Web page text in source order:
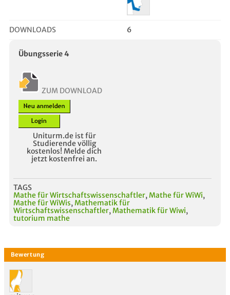
DOWNLOADS 6
Übungsserie 4
ZUM DOWNLOAD
Uniturm.de ist für
Studierende völlig
kostenlos! Melde dich
jetzt kostenfrei an.
TAGS
Mathe für Wirtschaftswissenschaftler, Mathe für WiWi,
Mathe für WiWis, Mathematik für
Wirtschaftswissenschaftler, Mathematik für Wiwi,
tutorium mathe